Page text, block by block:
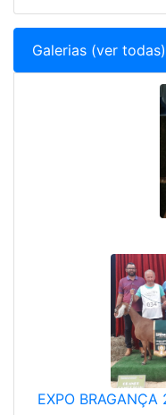
Galerias (ver todas)
EXPO BRAGANÇA